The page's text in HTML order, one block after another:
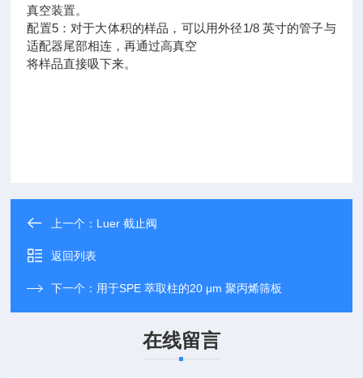
真空装置。
配置5：对于大体积的样品，可以用外径1/8 英寸的管子与
适配器尾部相连，再通过高真空
将样品直接吸下来。
上一个： Luer 截止阀
返回列表
下一个： 用于SPE 萃取柱的20 μm 聚丙烯筛板
在线留言